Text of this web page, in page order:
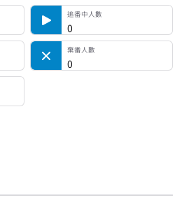
追番中人數
0
棄番人數
0